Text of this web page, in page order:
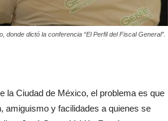
dictó la conferencia “El Perfil del Fiscal General”.
la Ciudad de México, el problema es que
amiguismo y facilidades a quienes se